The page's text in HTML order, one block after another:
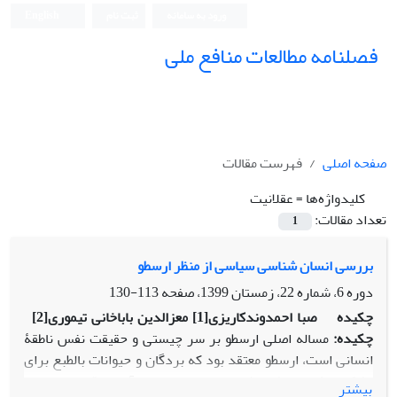
فصلنامه مطالعات منافع ملی
صفحه اصلی
فهرست مقالات
کلیدواژه‌ها =عقلانیت
تعداد مقالات:
1
بررسی انسان شناسی سیاسی از منظر ارسطو
دوره 6، شماره 22، زمستان 1399، صفحه
113-130
چکیده
صبا احمدوندکاریزی[1] معزالدین باباخانی تیموری[2]
چکیده: مساله اصلی ارسطو بر سر چیستی و حقیقت نفس ناطقۀ
انسانی است، ارسطو معتقد بود که بردگان و حیوانات بالطبع برای
تشکیل یک دولتشهر شایسته نیستند، زیرا آنها از قدرت انتخاب
بیشتر